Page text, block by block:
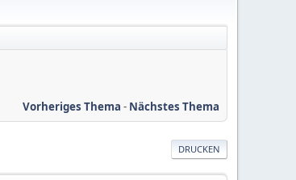
Vorheriges Thema - Nächstes Thema
DRUCKEN